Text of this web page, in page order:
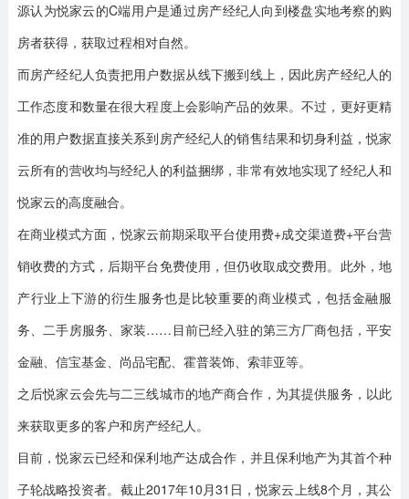
源认为悦家云的C端用户是通过房产经纪人向到楼盘实地考察的购
房者获得，获取过程相对自然。
而房产经纪人负责把用户数据从线下搬到线上，因此房产经纪人的
工作态度和数量在很大程度上会影响产品的效果。不过，更好更精
准的用户数据直接关系到房产经纪人的销售结果和切身利益，悦家
云所有的营收均与经纪人的利益捆绑，非常有效地实现了经纪人和
悦家云的高度融合。
在商业模式方面，悦家云前期采取平台使用费+成交渠道费+平台营
销收费的方式，后期平台免费使用，但仍收取成交费用。此外，地
产行业上下游的衍生服务也是比较重要的商业模式，包括金融服
务、二手房服务、家装……目前已经入驻的第三方厂商包括，平安
金融、信宝基金、尚品宅配、霍普装饰、索菲亚等。
之后悦家云会先与二三线城市的地产商合作，为其提供服务，以此
来获取更多的客户和房产经纪人。
目前，悦家云已经和保利地产达成合作，并且保利地产为其首个种
子轮战略投资者。截止2017年10月31日，悦家云上线8个月，其公